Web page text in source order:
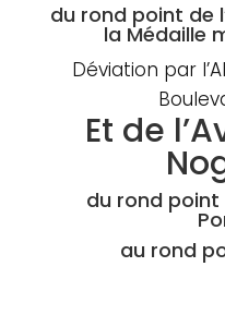
du rond point de
la Médaille
Déviation par
Et de
du rond point
au rond